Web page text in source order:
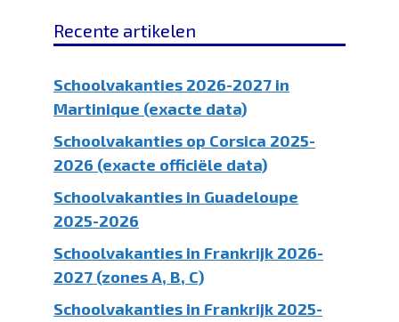
Recente artikelen
Schoolvakanties 2026-2027 in
Martinique (exacte data)
Schoolvakanties op Corsica 2025-
2026 (exacte officiële data)
Schoolvakanties in Guadeloupe
2025-2026
Schoolvakanties in Frankrijk 2026-
2027 (zones A, B, C)
Schoolvakanties in Frankrijk 2025-